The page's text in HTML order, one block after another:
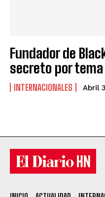
Fundador de
secreto por
INTERNACIONALES Abril